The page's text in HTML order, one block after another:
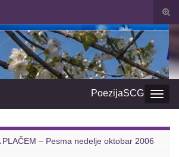
for:
PoezijaSCG
PLAČEM – Pesma nedelje oktobar 2006